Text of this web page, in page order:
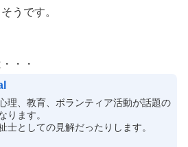
うです。
・・
理、教育、ボランティア活動が話題の
ります。
士としての見解だったりします。